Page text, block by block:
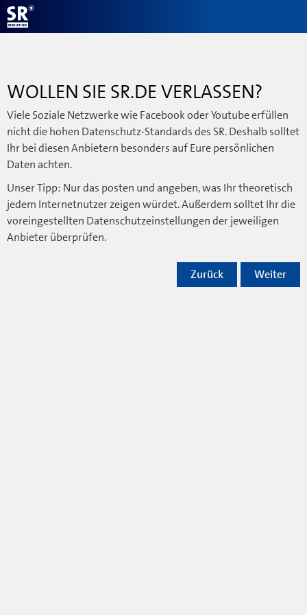
WOLLEN SIE SR.DE VERLASSEN?
Viele Soziale Netzwerke wie Facebook oder Youtube erfüllen
nicht die hohen Datenschutz-Standards des SR. Deshalb solltet
Ihr bei diesen Anbietern besonders auf Eure persönlichen
Daten achten.
Unser Tipp: Nur das posten und angeben, was Ihr theoretisch
jedem Internetnutzer zeigen würdet. Außerdem solltet Ihr die
voreingestellten Datenschutzeinstellungen der jeweiligen
Anbieter überprüfen.
Weiter
Zurück